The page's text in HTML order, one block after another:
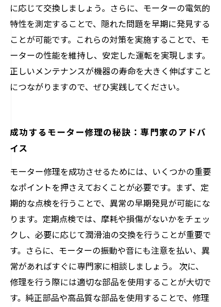
に応じて交換しましょう。さらに、モーターの電気的
特性を測定することで、隠れた問題を早期に発見する
ことが可能です。これらの対策を実施することで、モ
ーターの性能を維持し、安定した運転を実現します。
正しいメンテナンスが機器の寿命を大きく伸ばすこと
につながりますので、ぜひ実践してください。
成功するモーター修理の秘訣：専門家のアドバ
イス
モーター修理を成功させるためには、いくつかの重要
なポイントを押さえておくことが必要です。まず、定
期的な点検を行うことで、異常の早期発見が可能にな
ります。定期点検では、摩耗や損傷がないかをチェッ
クし、必要に応じて潤滑油の交換を行うことが重要で
す。さらに、モーターの振動や音にも注意を払い、異
常があればすぐに専門家に相談しましょう。 次に、
修理を行う際には適切な部品を使用することが大切で
す。純正部品や高品質な部品を使用することで、修理